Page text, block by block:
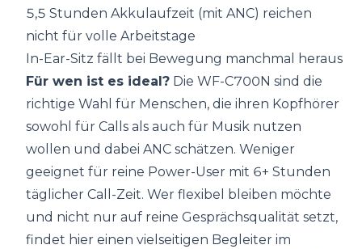
5,5 Stunden Akkulaufzeit (mit ANC) reichen
nicht für volle Arbeitstage
In-Ear-Sitz fällt bei Bewegung manchmal heraus
Für wen ist es ideal? Die WF-C700N sind die
richtige Wahl für Menschen, die ihren Kopfhörer
sowohl für Calls als auch für Musik nutzen
wollen und dabei ANC schätzen. Weniger
geeignet für reine Power-User mit 6+ Stunden
täglicher Call-Zeit. Wer flexibel bleiben möchte
und nicht nur auf reine Gesprächsqualität setzt,
findet hier einen vielseitigen Begleiter im